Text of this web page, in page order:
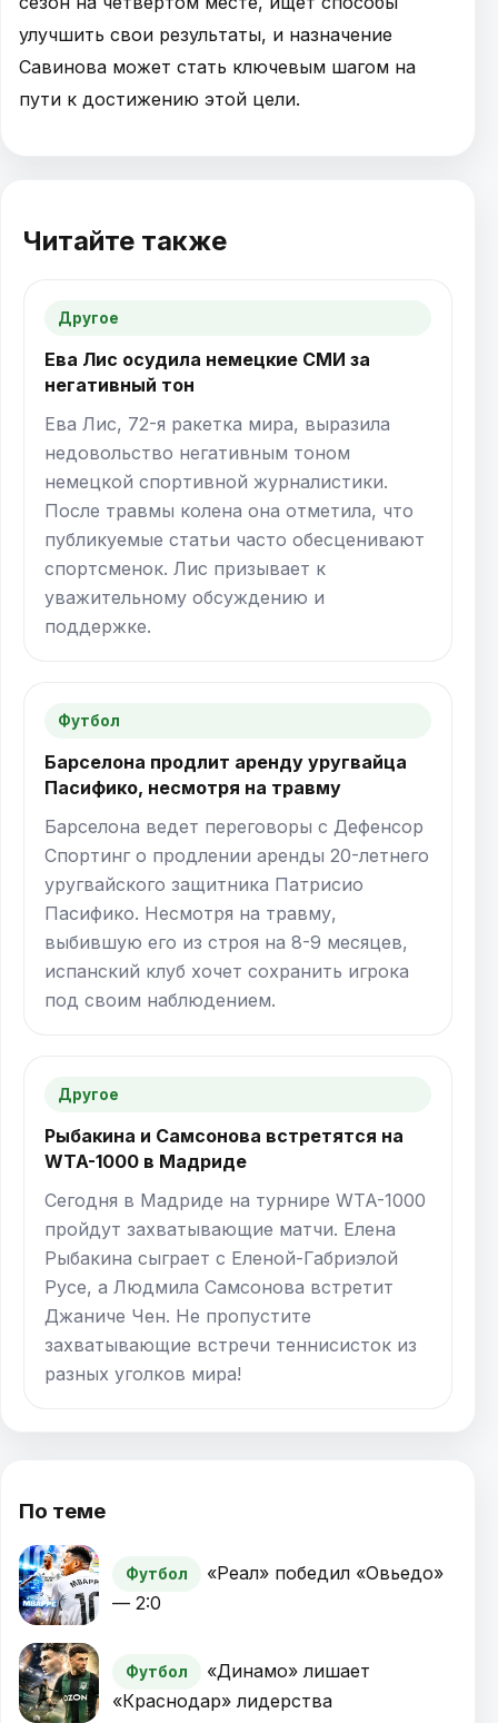
улучшить свои результаты, и назначение
Савинова может стать ключевым шагом на
пути к достижению этой цели.
Читайте также
Другое
Ева Лис осудила немецкие СМИ за
негативный тон
Ева Лис, 72-я ракетка мира, выразила
недовольство негативным тоном
немецкой спортивной журналистики.
После травмы колена она отметила, что
публикуемые статьи часто обесценивают
спортсменок. Лис призывает к
уважительному обсуждению и
поддержке.
Футбол
Барселона продлит аренду уругвайца
Пасифико, несмотря на травму
Барселона ведет переговоры с Дефенсор
Спортинг о продлении аренды 20-летнего
уругвайского защитника Патрисио
Пасифико. Несмотря на травму,
выбившую его из строя на 8-9 месяцев,
испанский клуб хочет сохранить игрока
под своим наблюдением.
Другое
Рыбакина и Самсонова встретятся на
WTA-1000 в Мадриде
Сегодня в Мадриде на турнире WTA-1000
пройдут захватывающие матчи. Елена
Рыбакина сыграет с Еленой-Габриэлой
Русе, а Людмила Самсонова встретит
Джаниче Чен. Не пропустите
захватывающие встречи теннисисток из
разных уголков мира!
По теме
Футбол
«Реал» победил «Овьедо»
— 2:0
Футбол
«Динамо» лишает
«Краснодар» лидерства